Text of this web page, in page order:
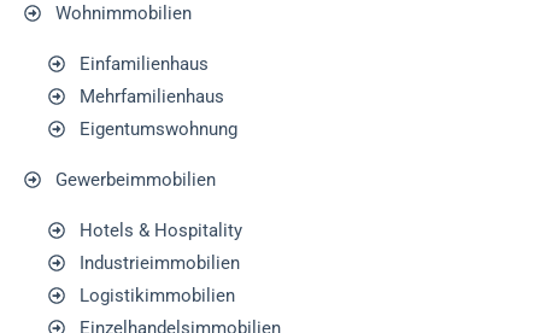
Wohnimmobilien
Einfamilienhaus
Mehrfamilienhaus
Eigentumswohnung
Gewerbeimmobilien
Hotels & Hospitality
Industrieimmobilien
Logistikimmobilien
Einzelhandelsimmobilien​